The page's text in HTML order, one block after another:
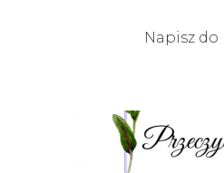
Napisz do